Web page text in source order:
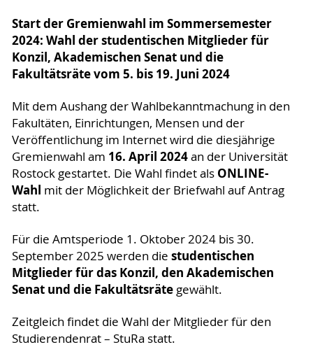
Start der Gremienwahl im Sommersemester
2024: Wahl der studentischen Mitglieder für
Konzil, Akademischen Senat und die
Fakultätsräte vom 5. bis 19. Juni 2024
Mit dem Aushang der Wahlbekanntmachung in den
Fakultäten, Einrichtungen, Mensen und der
Veröffentlichung im Internet wird die diesjährige
Gremienwahl am 16. April 2024an der Universität
Rostock gestartet. Die Wahl findet als ONLINE-
Wahl mit der Möglichkeit der Briefwahl auf Antrag
statt.
Für die Amtsperiode 1. Oktober 2024 bis 30.
September 2025 werden die studentischen
Mitgliederfür das Konzil, den Akademischen
Senat und die Fakultätsrätegewählt.
Zeitgleich findet die Wahl der Mitglieder für den
Studierendenrat – StuRa statt.